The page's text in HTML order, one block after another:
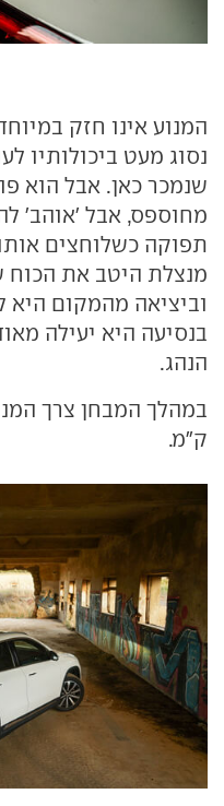
המנוע אינו חזק
נסוג מעט ביכולותיו
שנמכר כאן. אבל הוא
מחוספס, אבל 'אוהב'
תפוקה כשלוחצים
מנצלת היטב את הכוח
וביציאה מהמקום
בנסיעה היא יעילה
הנהג.
ק"מ.